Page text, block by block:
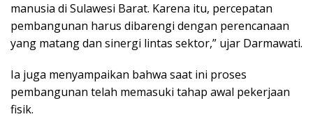
manusia di Sulawesi Barat. Karena itu, percepatan
pembangunan harus dibarengi dengan perencanaan
yang matang dan sinergi lintas sektor,” ujar Darmawati.
Ia juga menyampaikan bahwa saat ini proses
pembangunan telah memasuki tahap awal pekerjaan
fisik.